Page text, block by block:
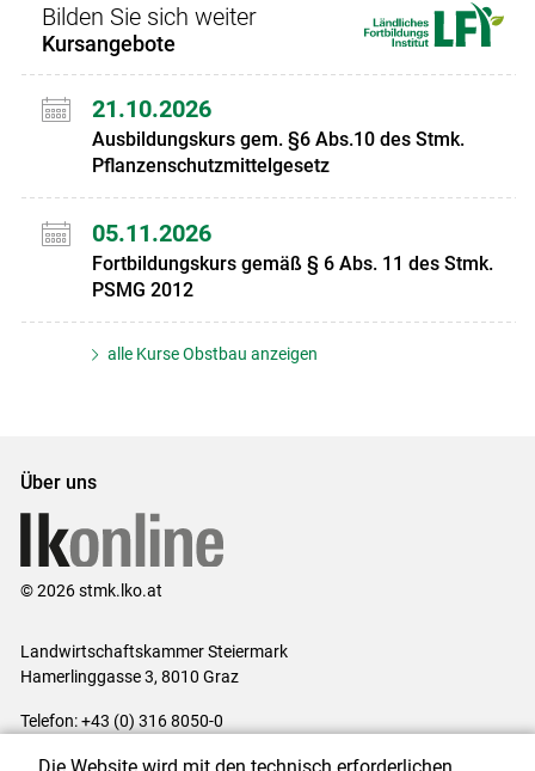
Bilden Sie sich weiter
Kursangebote
21.10.2026
Ausbildungskurs gem. §6 Abs.10 des Stmk.
Pflanzenschutzmittelgesetz
05.11.2026
Fortbildungskurs gemäß § 6 Abs. 11 des Stmk.
PSMG 2012
alle Kurse Obstbau anzeigen
Über uns
© 2026 stmk.lko.at
Landwirtschaftskammer Steiermark
Hamerlinggasse 3, 8010 Graz
Telefon: +43 (0) 316 8050-0